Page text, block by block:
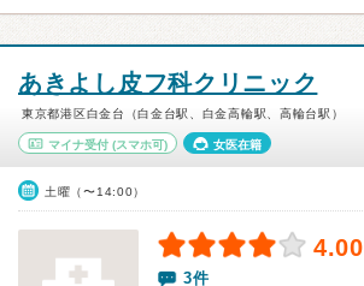
あきよし皮フ科クリニック
東京都港区白金台（白金台駅、白金高輪駅、高輪台駅）
マイナ受付 (スマホ可) 女医在籍
土曜（〜14:00）
4.00
3件